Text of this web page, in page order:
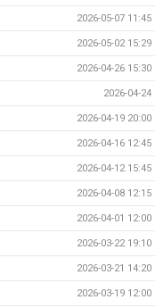
2026-05-07 11:45
2026-05-02 15:29
2026-04-26 15:30
2026-04-24
2026-04-19 20:00
2026-04-16 12:45
2026-04-12 15:45
2026-04-08 12:15
2026-04-01 12:00
2026-03-22 19:10
2026-03-21 14:20
2026-03-19 12:00